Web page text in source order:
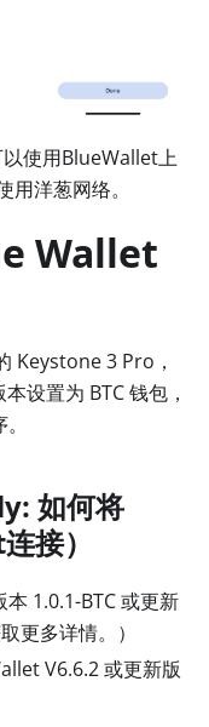
使用BlueWallet上
洋葱网络。
Wallet
Keystone 3 Pro，
设置为 BTC 钱包，
如何将
接）
1.0.1-BTC 或更新
更多详情。）
V6.6.2 或更新版